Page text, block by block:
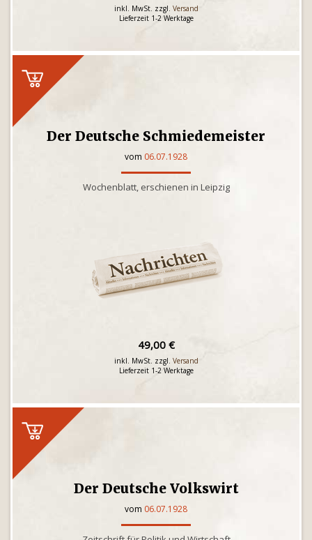
inkl. MwSt. zzgl. Versand
Lieferzeit 1-2 Werktage
Der Deutsche Schmiedemeister
vom 06.07.1928
Wochenblatt, erschienen in Leipzig
49,00 €
inkl. MwSt. zzgl. Versand
Lieferzeit 1-2 Werktage
Der Deutsche Volkswirt
vom 06.07.1928